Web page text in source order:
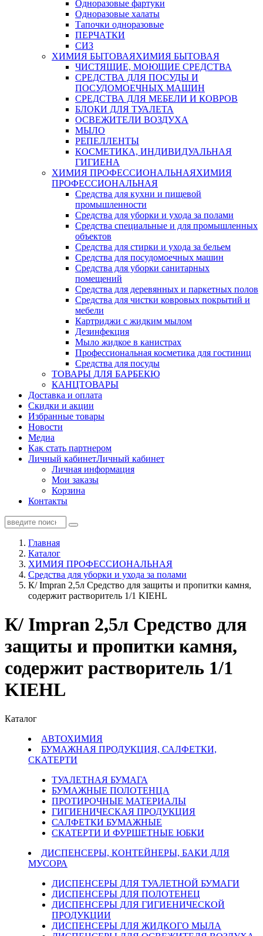
Одноразовые фартуки
Одноразовые халаты
Тапочки одноразовые
ПЕРЧАТКИ
СИЗ
ХИМИЯ БЫТОВАЯХИМИЯ БЫТОВАЯ
ЧИСТЯЩИЕ, МОЮЩИЕ СРЕДСТВА
СРЕДСТВА ДЛЯ ПОСУДЫ И
ПОСУДОМОЕЧНЫХ МАШИН
СРЕДСТВА ДЛЯ МЕБЕЛИ И КОВРОВ
БЛОКИ ДЛЯ ТУАЛЕТА
ОСВЕЖИТЕЛИ ВОЗДУХА
МЫЛО
РЕПЕЛЛЕНТЫ
КОСМЕТИКА, ИНДИВИДУАЛЬНАЯ
ГИГИЕНА
ХИМИЯ ПРОФЕССИОНАЛЬНАЯХИМИЯ
ПРОФЕССИОНАЛЬНАЯ
Средства для кухни и пищевой
промышленности
Средства для уборки и ухода за полами
Средства специальные и для промышленных
объектов
Средства для стирки и ухода за бельем
Средства для посудомоечных машин
Средства для уборки санитарных
помещений
Средства для деревянных и паркетных полов
Средства для чистки ковровых покрытий и
мебели
Картриджи с жидким мылом
Дезинфекция
Мыло жидкое в канистрах
Профессиональная косметика для гостиниц
Средства для посуды
ТОВАРЫ ДЛЯ БАРБЕКЮ
КАНЦТОВАРЫ
Доставка и оплата
Скидки и акции
Избранные товары
Новости
Медиа
Как стать партнером
Личный кабинетЛичный кабинет
Личная информация
Мои заказы
Корзина
Контакты
Главная
Каталог
ХИМИЯ ПРОФЕССИОНАЛЬНАЯ
Средства для уборки и ухода за полами
К/ Impran 2,5л Средство для защиты и пропитки камня,
содержит растворитель 1/1 KIEHL
К/ Impran 2,5л Средство для
защиты и пропитки камня,
содержит растворитель 1/1
KIEHL
Каталог
АВТОХИМИЯ
БУМАЖНАЯ ПРОДУКЦИЯ, САЛФЕТКИ,
СКАТЕРТИ
ТУАЛЕТНАЯ БУМАГА
БУМАЖНЫЕ ПОЛОТЕНЦА
ПРОТИРОЧНЫЕ МАТЕРИАЛЫ
ГИГИЕНИЧЕСКАЯ ПРОДУКЦИЯ
САЛФЕТКИ БУМАЖНЫЕ
СКАТЕРТИ И ФУРШЕТНЫЕ ЮБКИ
ДИСПЕНСЕРЫ, КОНТЕЙНЕРЫ, БАКИ ДЛЯ
МУСОРА
ДИСПЕНСЕРЫ ДЛЯ ТУАЛЕТНОЙ БУМАГИ
ДИСПЕНСЕРЫ ДЛЯ ПОЛОТЕНЕЦ
ДИСПЕНСЕРЫ ДЛЯ ГИГИЕНИЧЕСКОЙ
ПРОДУКЦИИ
ДИСПЕНСЕРЫ ДЛЯ ЖИДКОГО МЫЛА